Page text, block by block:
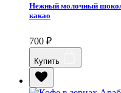
Нежный молочный
какао
700 ₽
Купить